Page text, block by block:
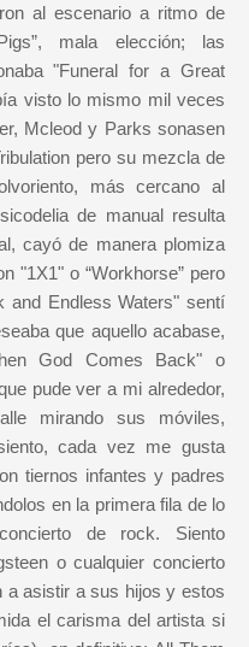
al escenario a ritmo de
mala elección; las
"Funeral for a Great
visto lo mismo mil veces
Mcleod y Parks sonasen
pero su mezcla de
más cercano al
de manual resulta
cayó de manera plomiza
"1X1" o “Workhorse” pero
and Endless Waters" sentí
que aquello acabase,
God Comes Back" o
pude ver a mi alrededor,
mirando sus móviles,
cada vez me gusta
tiernos infantes y padres
en la primera fila de lo
de rock. Siento
o cualquier concierto
a asistir a sus hijos y estos
el carisma del artista si